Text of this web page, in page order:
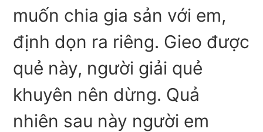
muốn chia gia sản với em,
định dọn ra riêng. Gieo được
quẻ này, người giải quẻ
khuyên nên dừng. Quả
nhiên sau này người em